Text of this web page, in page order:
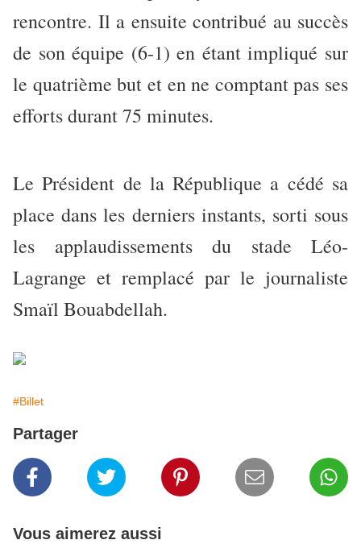
rencontre. Il a ensuite contribué au succès
de son équipe (6-1) en étant impliqué sur
le quatrième but et en ne comptant pas ses
efforts durant 75 minutes.
Le Président de la République a cédé sa
place dans les derniers instants, sorti sous
les applaudissements du stade Léo-
Lagrange et remplacé par le journaliste
Smaïl Bouabdellah.
#Billet
Partager
Vous aimerez aussi